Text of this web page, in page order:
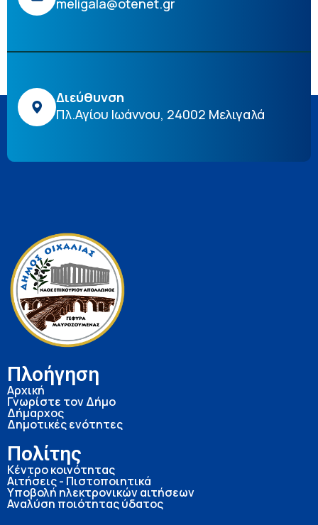
meligala@otenet.gr
Διεύθυνση
Πλ.Αγίου Ιωάννου, 24002 Μελιγαλά
Πλοήγηση
Αρχική
Γνωρίστε τον Δήμο
Δήμαρχος
Δημοτικές ενότητες
Πολίτης
Κέντρο κοινότητας
Αιτήσεις - Πιστοποιητικά
Υποβολή ηλεκτρονικών αιτήσεων
Αναλύση ποιότητας ύδατος